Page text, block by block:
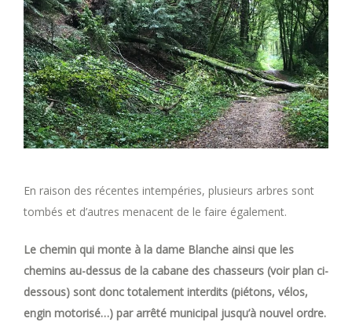
En raison des récentes intempéries, plusieurs arbres sont
tombés et d’autres menacent de le faire également.
Le chemin qui monte à la dame Blanche ainsi que les
chemins au-dessus de la cabane des chasseurs (voir plan ci-
dessous) sont donc totalement interdits (piétons, vélos,
engin motorisé…) par arrêté municipal jusqu’à nouvel ordre.